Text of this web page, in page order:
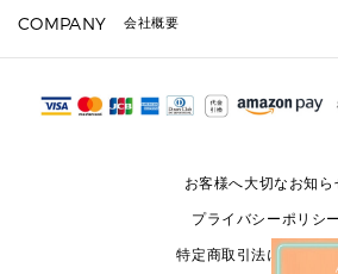
サンダル
パンプス・フラット
▶ アクセサリー(チャーム・ストラ
▶ 時計
▶ ジュエリー
注文後に完了メールが受信できないのですが？
サイズ交換はできますか？
COMPANY 会社概要
会社概要
お客様へ大切なお知ら
プライバシーポリシー
特定商取引法に基づく表